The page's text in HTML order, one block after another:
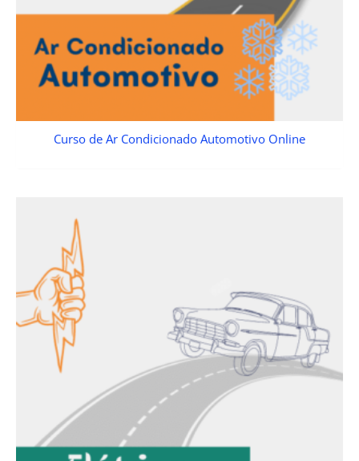
Curso de Ar Condicionado Automotivo Online